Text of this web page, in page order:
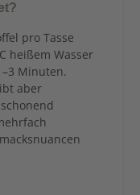
pro Tasse
heißem Wasser
Minuten.
aber